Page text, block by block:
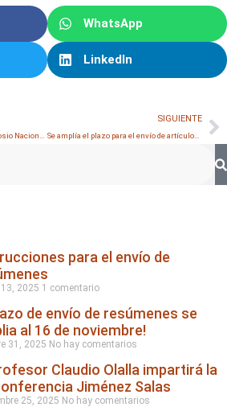
WhatsApp
LinkedIn
SIGUIENTE
Se amplía el plazo para el envío de artículos al 12 SNIG hasta el 31 de marzo
para el envío de
2025 1 comentario
de envío de resúmenes se
al 16 de noviembre!
31, 2025 No hay comentarios
Claudio Olalla impartirá la
Jiménez Salas
25, 2025 No hay comentarios